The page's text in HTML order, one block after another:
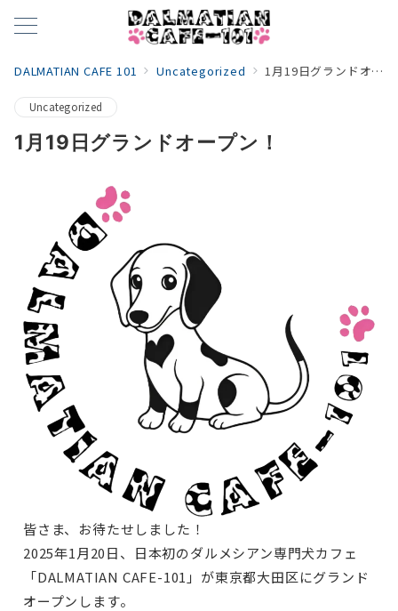
DALMATIAN CAFE 101 Uncategorized 1月19日グランドオープン！
Uncategorized
1月19日グランドオープン！
皆さま、お待たせしました！
2025年1月20日、日本初のダルメシアン専門犬カフェ
「DALMATIAN CAFE-101」が東京都大田区にグランド
オープンします。